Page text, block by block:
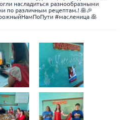
насладиться разнообразными
по различным рецептам.! 🥞🎉
#масленица 🥞